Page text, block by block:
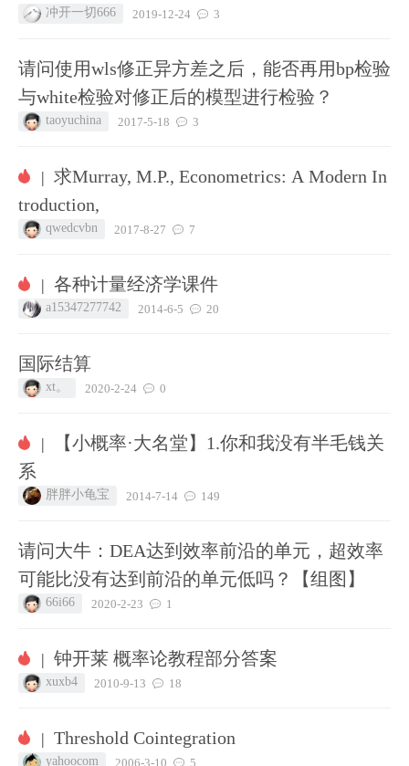
冲开一切666 2019-12-24 3
请问使用wls修正异方差之后，能否再用bp检验
与white检验对修正后的模型进行检验？
taoyuchina 2017-5-18 3
| 求Murray, M.P., Econometrics: A Modern In
troduction,
qwedcvbn 2017-8-27 7
| 各种计量经济学课件
a15347277742 2014-6-5 20
国际结算
xt。 2020-2-24 0
|
【小概率·大名堂】1.你和我没有半毛钱关
系
胖胖小龟宝 2014-7-14 149
请问大牛：DEA达到效率前沿的单元，超效率
可能比没有达到前沿的单元低吗？【组图】
66i66 2020-2-23 1
| 钟开莱 概率论教程部分答案
xuxb4 2010-9-13 18
| Threshold Cointegration
yahoocom 2006-3-10 5